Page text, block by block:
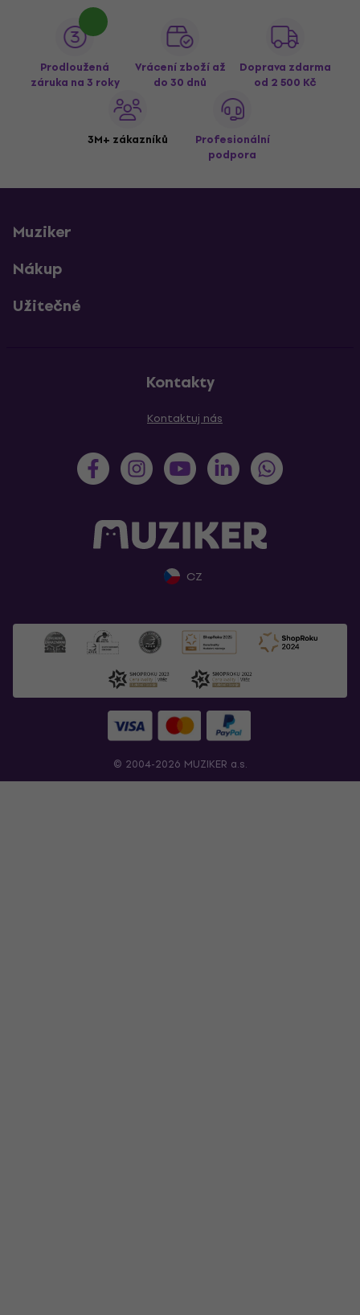
Prodloužená
záruka na 3 roky
Vrácení zboží až
do 30 dnů
Doprava zdarma
od 2 500 Kč
3M+ zákazníků
Profesionální
podpora
Muziker
Nákup
Užitečné
Kontakty
Kontaktuj nás
CZ
© 2004-2026 MUZIKER a.s.